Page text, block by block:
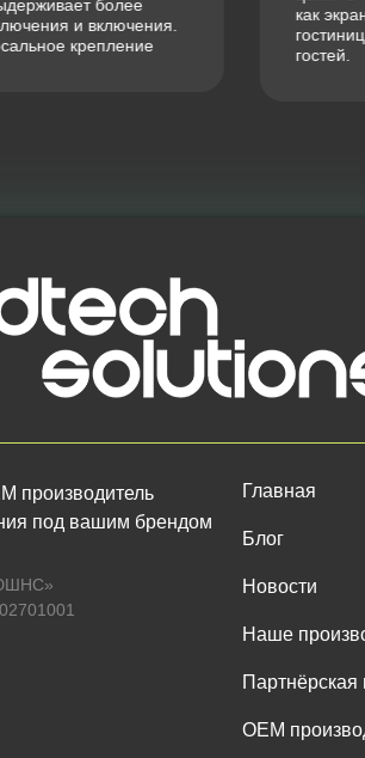
меню. В отелях и
и в местах отдыха
на
производитель
под вашим брендом
Главная
Блог
Новости
Наше
OEM